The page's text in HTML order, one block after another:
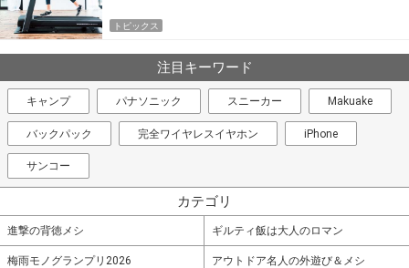
トピックス
注目キーワード
キャンプ パナソニック スニーカー Makuake
バックパック 完全ワイヤレスイヤホン iPhone
サンコー
カテゴリ
進撃の背徳メシ ギルティ飯は大人のロマン
梅雨モノグランプリ2026 アウトドア名人の外遊び＆メシ